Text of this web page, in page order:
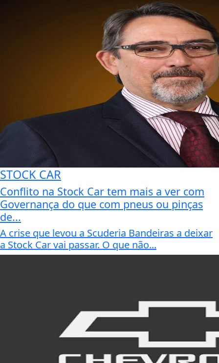
STOCK CAR
Conflito na Stock Car tem mais a ver com
Governança do que com pneus ou pinças
de...
A crise que levou a Scuderia Bandeiras a deixar
a Stock Car vai passar. O que não...